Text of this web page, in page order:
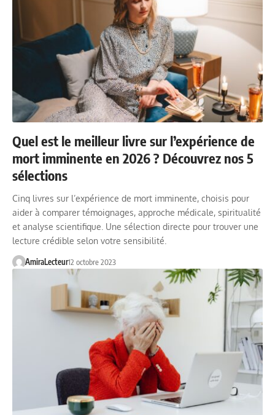
Quel est le meilleur livre sur l’expérience de
mort imminente en 2026 ? Découvrez nos 5
sélections
Cinq livres sur l’expérience de mort imminente, choisis pour
aider à comparer témoignages, approche médicale, spiritualité
et analyse scientifique. Une sélection directe pour trouver une
lecture crédible selon votre sensibilité.
AmiraLecteur12 octobre 2023